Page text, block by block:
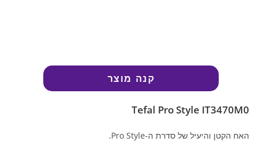
קנה מוצר
Tefal Pro Style IT3470M0
האח הקטן והיעיל של סדרת ה-Pro Style.